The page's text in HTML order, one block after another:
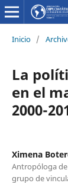
Inicio /
La
en el
2000-
Ximena
Antropóloga
grupo de